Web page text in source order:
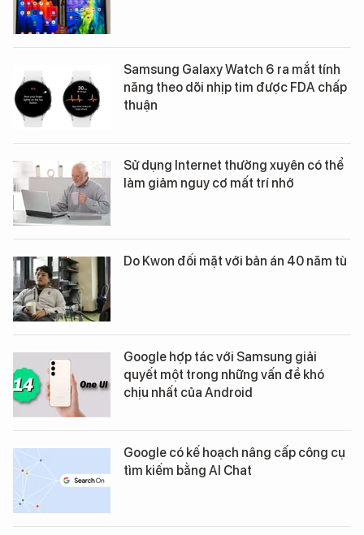
Samsung Galaxy Watch 6 ra mắt tính
năng theo dõi nhịp tim được FDA chấp
thuận
Sử dụng Internet thường xuyên có thể
làm giảm nguy cơ mất trí nhớ
Do Kwon đối mặt với bản án 40 năm tù
Google hợp tác với Samsung giải
quyết một trong những vấn đề khó
chịu nhất của Android
Google có kế hoạch nâng cấp công cụ
tìm kiếm bằng AI Chat